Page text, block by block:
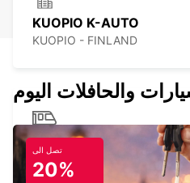
KUOPIO K-AUTO
KUOPIO - FINLAND
KUOPIO RAILWAY
KUOPIO - FINLAND
تصل الى
20%